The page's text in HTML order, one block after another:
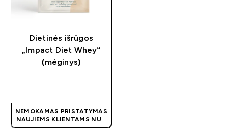
Dietinės išrūgos
„Impact Diet Whey“
(mėginys)
NEMOKAMAS PRISTATYMAS
NAUJIEMS KLIENTAMS NUO
40 €| AKCIJA TAIKOMA